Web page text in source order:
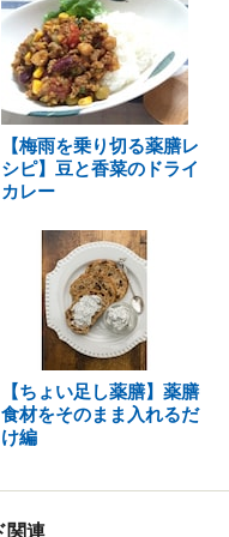
【梅雨を乗り切る薬膳レ
シピ】豆と香菜のドライ
カレー
【ちょい足し薬膳】薬膳
食材をそのまま入れるだ
け編
関連